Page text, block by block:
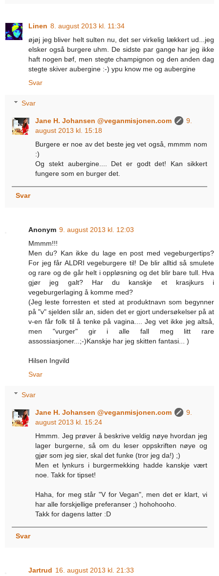
Linen 8. august 2013 kl. 11:34
øjøj jeg bliver helt sulten nu, det ser virkelig lækkert ud...jeg
elsker også burgere uhm. De sidste par gange har jeg ikke
haft nogen bøf, men stegte champignon og den anden dag
stegte skiver aubergine :-) ypu know me og aubergine
Svar
Svar
Jane H. Johansen @veganmisjonen.com
9.
august 2013 kl. 15:18
Burgere er noe av det beste jeg vet også, mmmm nom
:)
Og stekt aubergine.... Det er godt det! Kan sikkert
fungere som en burger det.
Svar
Anonym 9. august 2013 kl. 12:03
Mmmm!!!
Men du? Kan ikke du lage en post med vegeburgertips?
For jeg får ALDRI vegeburgere til! De blir alltid så smulete
og rare og de går helt i oppløsning og det blir bare tull. Hva
gjør jeg galt? Har du kanskje et krasjkurs i
vegeburgerlaging å komme med?
(Jeg leste forresten et sted at produktnavn som begynner
på "v" sjelden slår an, siden det er gjort undersøkelser på at
v-en får folk til å tenke på vagina.... Jeg vet ikke jeg altså,
men "vurger" gir i alle fall meg litt rare
assossiasjoner...;-)Kanskje har jeg skitten fantasi... )
Hilsen Ingvild
Svar
Svar
Jane H. Johansen @veganmisjonen.com
9.
august 2013 kl. 15:24
Hmmm. Jeg prøver å beskrive veldig nøye hvordan jeg
lager burgerne, så om du leser oppskriften nøye og
gjør som jeg sier, skal det funke (tror jeg da!) ;)
Men et lynkurs i burgermekking hadde kanskje vært
noe. Takk for tipset!
Haha, for meg står "V for Vegan", men det er klart, vi
har alle forskjellige preferanser ;) hohohooho.
Takk for dagens latter :D
Svar
Jartrud 16. august 2013 kl. 21:33